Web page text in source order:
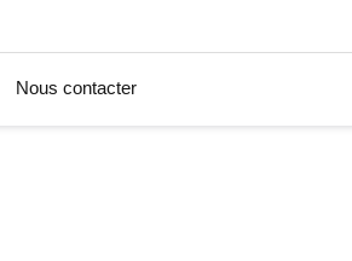
Nous contacter